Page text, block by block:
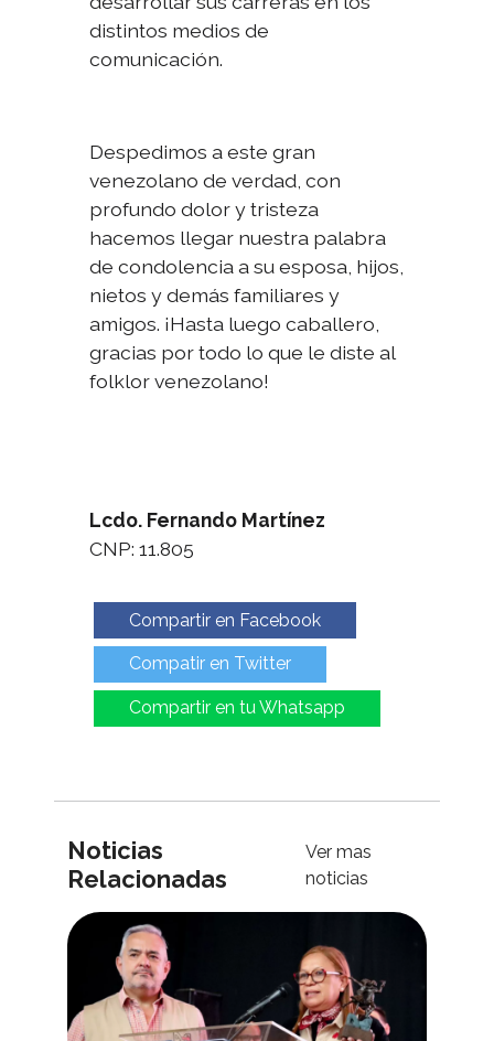
distintos medios de
comunicación.
Despedimos a este gran
venezolano de verdad, con
profundo dolor y tristeza
hacemos llegar nuestra palabra
de condolencia a su esposa, hijos,
nietos y demás familiares y
amigos. ¡Hasta luego caballero,
gracias por todo lo que le diste al
folklor venezolano!
Lcdo. Fernando Martínez
CNP: 11.805
Compartir en Facebook
Compatir en Twitter
Compartir en tu Whatsapp
Noticias
Relacionadas
Ver mas
noticias